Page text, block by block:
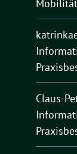
Mobilität
Claus-